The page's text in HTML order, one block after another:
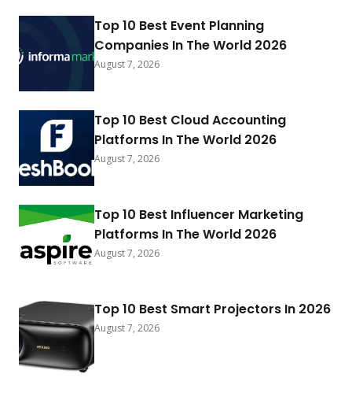
Top 10 Best Event Planning
Companies In The World 2026
August 7, 2026
Top 10 Best Cloud Accounting
Platforms In The World 2026
August 7, 2026
Top 10 Best Influencer Marketing
Platforms In The World 2026
August 7, 2026
Top 10 Best Smart Projectors In 2026
August 7, 2026